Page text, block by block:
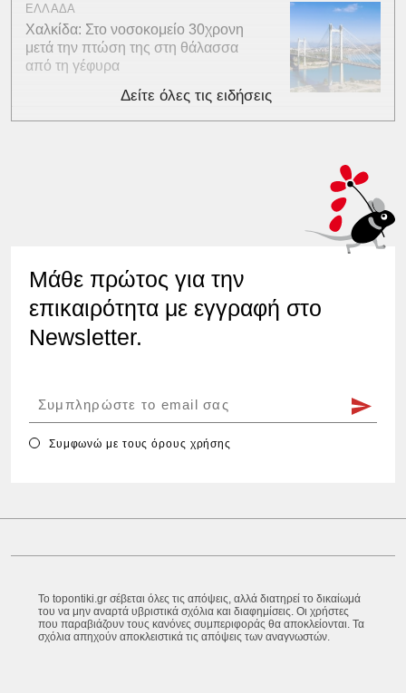
ΕΛΛΑΔΑ
Χαλκίδα: Στο νοσοκομείο 30χρονη
μετά την πτώση της στη θάλασσα
από τη γέφυρα
Δείτε όλες τις ειδήσεις
Μάθε πρώτος για την
επικαιρότητα με εγγραφή στο
Newsletter.
Συμφωνώ με τουςόρους χρήσης
Το topontiki.gr σέβεται όλες τις απόψεις, αλλά διατηρεί το δικαίωμά
του να μην αναρτά υβριστικά σχόλια και διαφημίσεις. Οι χρήστες
που παραβιάζουν τους κανόνες συμπεριφοράς θα αποκλείονται. Τα
σχόλια απηχούν αποκλειστικά τις απόψεις των αναγνωστών.